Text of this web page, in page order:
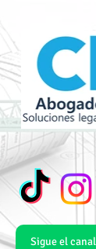
Sigue el